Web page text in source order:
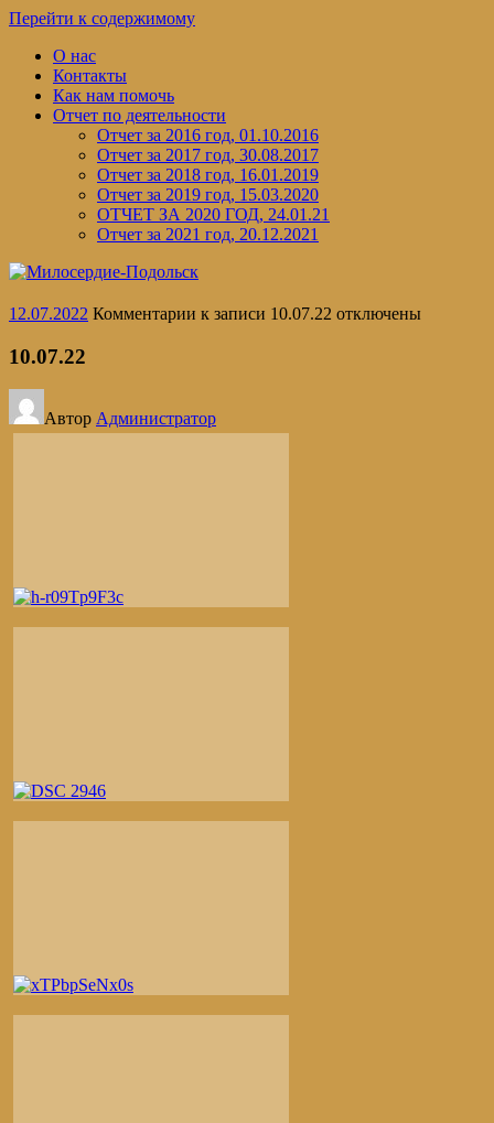
Перейти к содержимому
О нас
Контакты
Как нам помочь
Отчет по деятельности
Отчет за 2016 год, 01.10.2016
Отчет за 2017 год, 30.08.2017
Отчет за 2018 год, 16.01.2019
Отчет за 2019 год, 15.03.2020
ОТЧЕТ ЗА 2020 ГОД, 24.01.21
Отчет за 2021 год, 20.12.2021
12.07.2022 Комментарии к записи 10.07.22 отключены
10.07.22
Автор Администратор